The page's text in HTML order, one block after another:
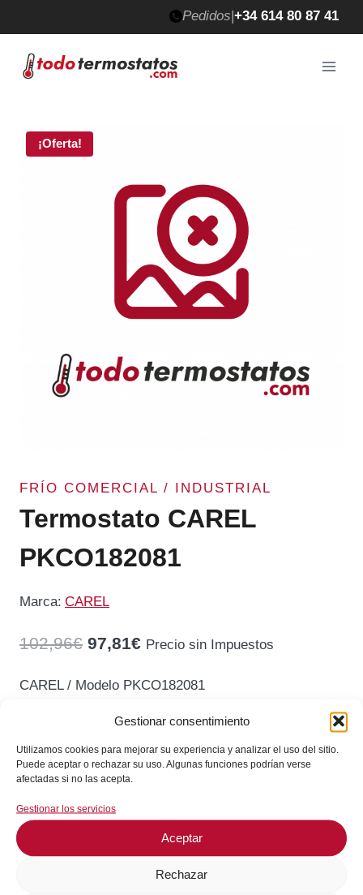
Gestionar consentimiento
Utilizamos cookies para mejorar su experiencia y analizar el uso del sitio.
Puede aceptar o rechazar su uso. Algunas funciones podrían verse
afectadas si no las acepta.
Gestionar los servicios
Aceptar
Rechazar
al
contenido
Pedidos|+34 614 80 87 41
¡Oferta!
FRÍO COMERCIAL / INDUSTRIAL
Termostato CAREL
PKCO182081
Marca: CAREL
102,96€ El
era:
102,96€.
97,81€El
es:
97,81€.
Precio sin Impuestos
CAREL / Modelo PKCO182081
CAREL
PKCO182081
¡Envíos en 24 / 72 horas!
Consultar en WhatsApp